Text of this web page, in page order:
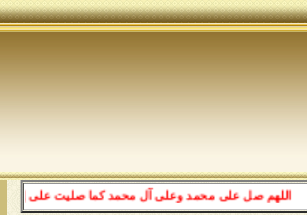
اللهم صل على محمد وعلى آل محمد كما صليت على إبراهيم